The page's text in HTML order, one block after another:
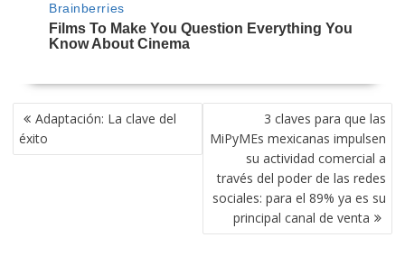
NAVEGACIÓN
DE
ENTRADAS
Adaptación: La clave del
éxito
3 claves para que las
MiPyMEs mexicanas impulsen
su actividad comercial a
través del poder de las redes
sociales: para el 89% ya es su
principal canal de venta